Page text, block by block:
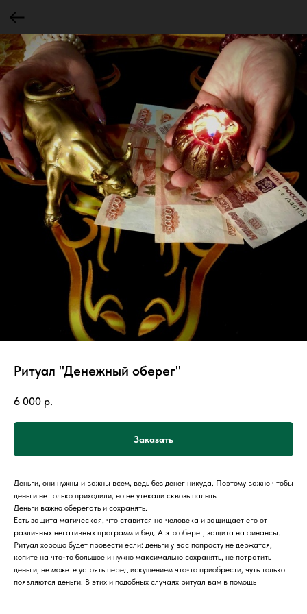
Ритуал "Денежный оберег"
6 000 р.
Заказать
Деньги, они нужны и важны всем, ведь без денег никуда. Поэтому важно чтобы
деньги не только приходили, но не утекали сквозь пальцы.
Деньги важно оберегать и сохранять.
Есть защита магическая, что ставится на человека и защищает его от
различных негативных программ и бед. А это оберег, защита на финансы.
Ритуал хорошо будет провести если: деньги у вас попросту не держатся,
копите на что-то большое и нужно максимально сохранять, не потратить
деньги, не можете устоять перед искушением что-то приобрести, чуть только
появляются деньги. В этих и подобных случаях ритуал вам в помощь